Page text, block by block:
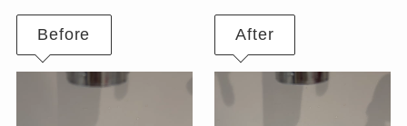
Before After